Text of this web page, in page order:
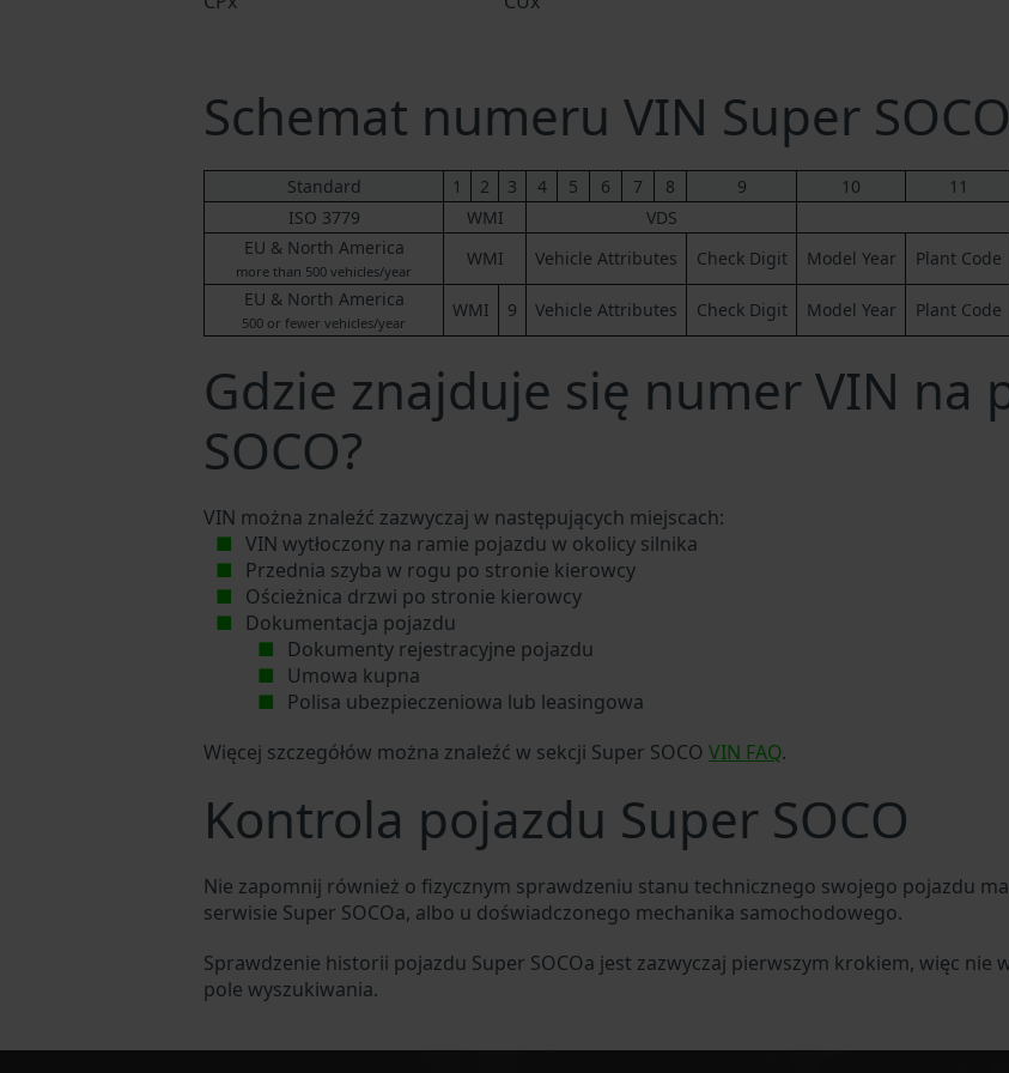
Schemat numeru VIN Super
Standard 1 2 3 4 5 6 7 8 9 10 11
ISO 3779
WMI VDS
EU & North America
more than 500 vehicles/year
WMI Vehicle Attributes Check Digit Model Year Plant Code
EU & North America
500 or fewer vehicles/year
WMI 9 Vehicle Attributes Check Digit Model Year Plant Code
Gdzie znajduje się numer VIN na
SOCO?
VIN można znaleźć zazwyczaj w następujących miejscach:
VIN wytłoczony na ramie pojazdu w okolicy silnika
Przednia szyba w rogu po stronie kierowcy
Ościeżnica drzwi po stronie kierowcy
Dokumentacja pojazdu
Dokumenty rejestracyjne pojazdu
Umowa kupna
Polisa ubezpieczeniowa lub leasingowa
Więcej szczegółów można znaleźć w sekcji Super SOCO VIN FAQ.
Kontrola pojazdu Super SOCO
Nie zapomnij również o fizycznym sprawdzeniu stanu technicznego swojego pojazdu
serwisie Super SOCOa, albo u doświadczonego mechanika samochodowego.
Sprawdzenie historii pojazdu Super SOCOa jest zazwyczaj pierwszym krokiem, więc nie
pole wyszukiwania.